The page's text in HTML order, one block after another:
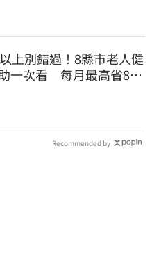
上別錯過！8縣市老人健
一次看 每月最高省826
Recommended by